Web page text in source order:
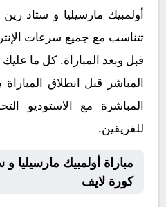
أولمبيك مارسيليا و ستاد
تتناسب مع جميع سرعات
قبل وبعد المباراة. كل ما
المباشر قبل انطلاق
المباشرة مع الاستوديو
للفريقين.
مباراة أولمبيك مارسيليا
كورة لايف